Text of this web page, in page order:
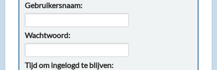
Gebruikersnaam:
Wachtwoord:
Tijd om ingelogd te blijven: